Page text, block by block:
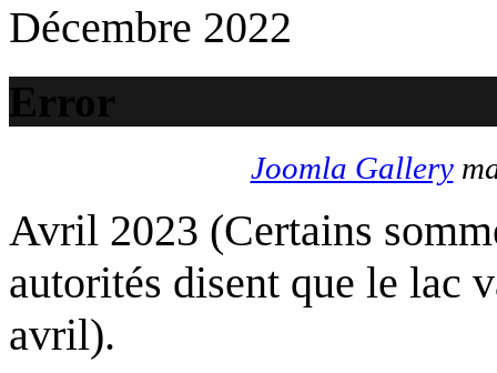
Décembre 2022
Error
Joomla Gallery
Avril 2023 (Certains
autorités disent que le lac
avril).